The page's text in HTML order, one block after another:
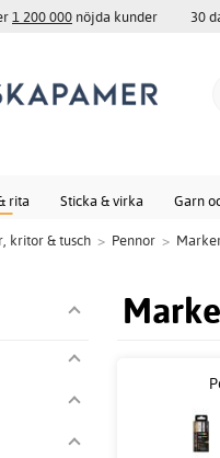
1 200 000 nöjda kunder 30
rita Sticka & virka Garn
kritor & tusch > Pennor >